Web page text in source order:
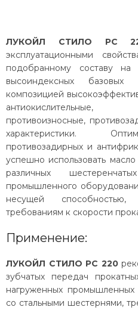
ЛУКОЙЛ СТИЛО РС
эксплуатационными
подобранному составу на
высоиндексных
композицией
противоизносные,
характеристики.
противозадирных и
успешно использовать
различных
промышленного
несущей
требованиям к скорости
Применение:
ЛУКОЙЛ СТИЛО РС 220
зубчатых передач
нагруженных
со стальными шестернями,